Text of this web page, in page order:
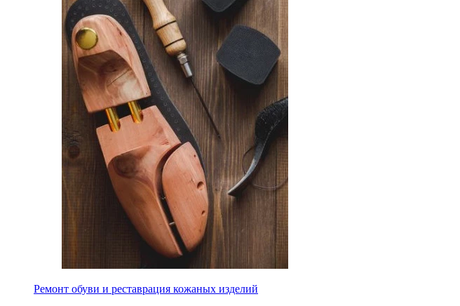
Ремонт обуви и реставрация кожаных изделий